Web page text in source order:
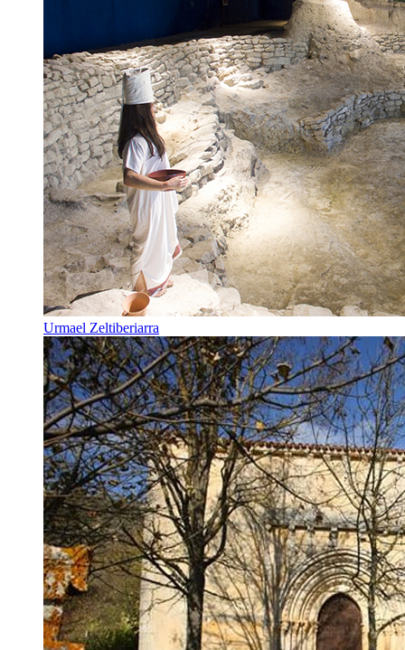
Urmael Zeltiberiarra